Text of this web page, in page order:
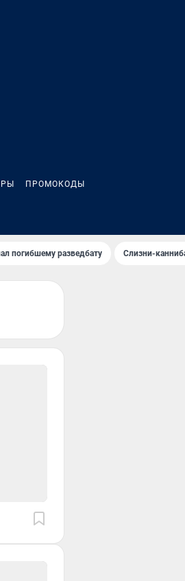
ПРОМОКОДЫ
погибшему разведбату Слизни-